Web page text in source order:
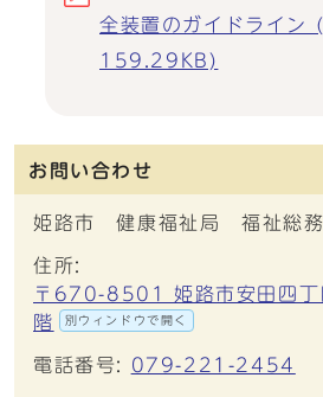
全装置のガイドライン
159.29KB)
お問い合わせ
姫路市 健康福祉局 福祉総
住所:
〒670-8501 姫路市安田四丁
階
別ウィンドウで開く
電話番号: 079-221-2454